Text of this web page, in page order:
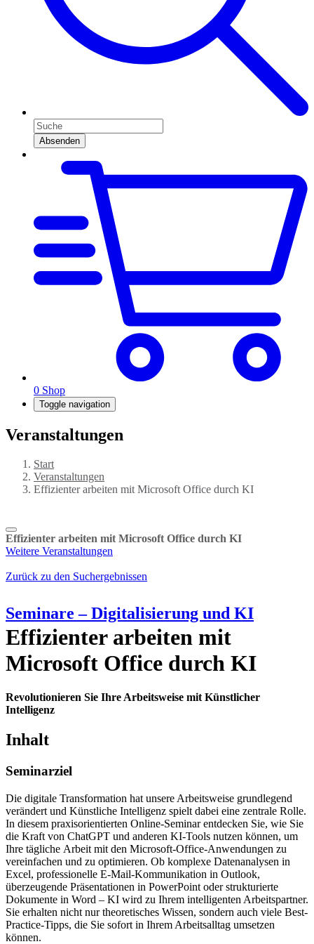
Absenden
0 Shop
Toggle navigation
Veranstaltungen
Start
Veranstaltungen
Effizienter arbeiten mit Microsoft Office durch KI
Effizienter arbeiten mit Microsoft Office durch KI
Weitere Veranstaltungen
Zurück zu den Suchergebnissen
Seminare – Digitalisierung und KI
Effizienter arbeiten mit
Microsoft Office durch KI
Revolutionieren Sie Ihre Arbeitsweise mit Künstlicher
Intelligenz
Inhalt
Seminarziel
Die digitale Transformation hat unsere Arbeitsweise grundlegend
verändert und Künstliche Intelligenz spielt dabei eine zentrale Rolle.
In diesem praxisorientierten Online-Seminar entdecken Sie, wie Sie
die Kraft von ChatGPT und anderen KI-Tools nutzen können, um
Ihre tägliche Arbeit mit den Microsoft-Office-Anwendungen zu
vereinfachen und zu optimieren. Ob komplexe Datenanalysen in
Excel, professionelle E-Mail-Kommunikation in Outlook,
überzeugende Präsentationen in PowerPoint oder strukturierte
Dokumente in Word – KI wird zu Ihrem intelligenten Arbeitspartner.
Sie erhalten nicht nur theoretisches Wissen, sondern auch viele Best-
Practice-Tipps, die Sie sofort in Ihrem Arbeitsalltag umsetzen
können.